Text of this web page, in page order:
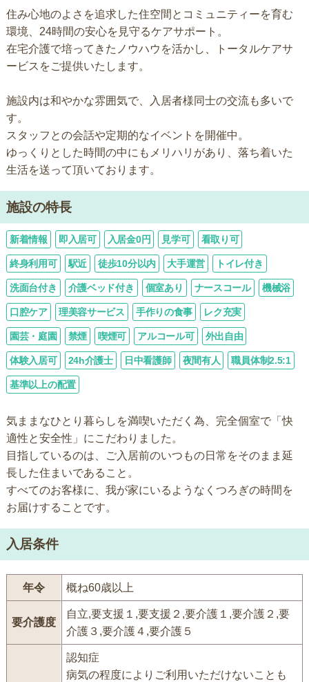
住み心地のよさを追求した住空間とコミュニティーを育む
環境、24時間の安心を見守るケアサポート。
在宅介護で培ってきたノウハウを活かし、トータルケアサ
ービスをご提供いたします。
施設内は和やかな雰囲気で、入居者様同士の交流も多いで
す。
スタッフとの会話や定期的なイベントを開催中。
ゆっくりとした時間の中にもメリハリがあり、落ち着いた
生活を送って頂いております。
施設の特長
新着情報 即入居可 入居金0円 見学可 看取り可
終身利用可 駅近 徒歩10分以内 大手運営 トイレ付き
洗面台付き 介護ベッド付き 個室あり ナースコール 機械浴
口腔ケア 理美容サービス 手作りの食事 レク充実
園芸・庭園 禁煙 喫煙可 アルコール可 外出自由
体験入居可 24h介護士 日中看護師 夜間有人 職員体制2.5:1
基準以上の配置
気ままなひとり暮らしを満喫いただく為、完全個室で「快
適性と安全性」にこだわりました。
目指しているのは、ご入居前のいつもの日常をそのまま延
長した住まいであること。
すべてのお客様に、我が家にいるようなくつろぎの時間を
お届けすることです。
入居条件
年令 概ね60歳以上
要介護度
自立,要支援１,要支援２,要介護１,要介護２,要
介護３,要介護４,要介護５
認知症
病気の程度によりご利用いただけないことも